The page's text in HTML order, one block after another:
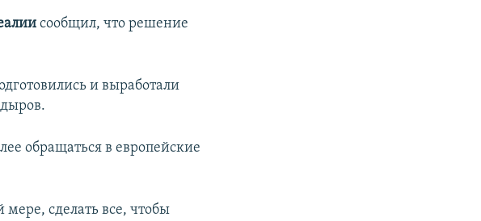
сообщил, что решение
и выработали
обращаться в европейские
мере, сделать все, чтобы